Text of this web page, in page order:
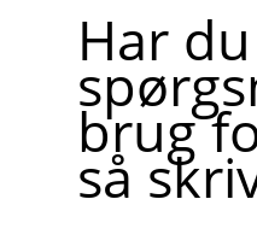
Har du
brug
så